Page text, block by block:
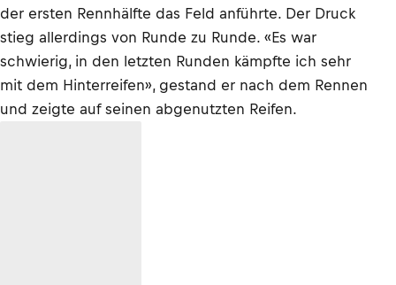
der ersten Rennhälfte das Feld anführte. Der Druck
stieg allerdings von Runde zu Runde. «Es war
schwierig, in den letzten Runden kämpfte ich sehr
mit dem Hinterreifen», gestand er nach dem Rennen
und zeigte auf seinen abgenutzten Reifen.